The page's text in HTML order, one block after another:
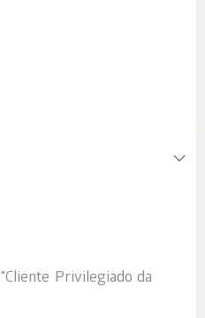
Privilegiado da